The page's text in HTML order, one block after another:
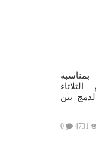
بمناسبة
والدمج بين